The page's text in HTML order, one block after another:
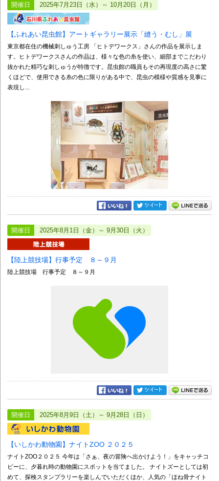
開催日 2025年7月23日（水）～ 10月20日（月）
【ふれあい昆虫館】アートギャラリー展示「縫う・むし」展
東京都在住の機械刺しゅう工房 「ヒトデワークス」さんの作品を展示しま
す。ヒトデワークスさんの作品は、様々な色の糸を使い、細部までこだわり
抜かれた精巧な刺しゅうが特徴です。昆虫館の職員もその再現度の高さに驚
くほどで、使用できる糸の色に限りがある中で、昆虫の模様や質感を見事に
表現し...
開催日 2025年8月1日（金）～ 9月30日（火）
【陸上競技場】行事予定 ８～９月
陸上競技場 行事予定 ８～９月
開催日 2025年8月9日（土）～ 9月28日（日）
【いしかわ動物園】ナイトZOO ２０２５
ナイトZOO２０２５ 今年は「さぁ、夜の冒険へ出かけよう！」をキャッチコ
ピーに、夕暮れ時の動物園にスポットを当てました。 ナイトズーとしては初
めて、探検スタンプラリーを楽しんでいただくほか、人気の「ほね骨ナイト